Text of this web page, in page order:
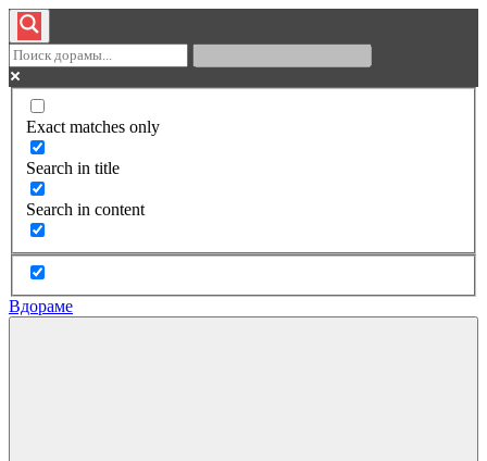
Exact matches only
Search in title
Search in content
Вдораме